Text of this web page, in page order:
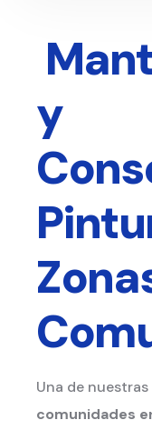
y
Una de
comunidades